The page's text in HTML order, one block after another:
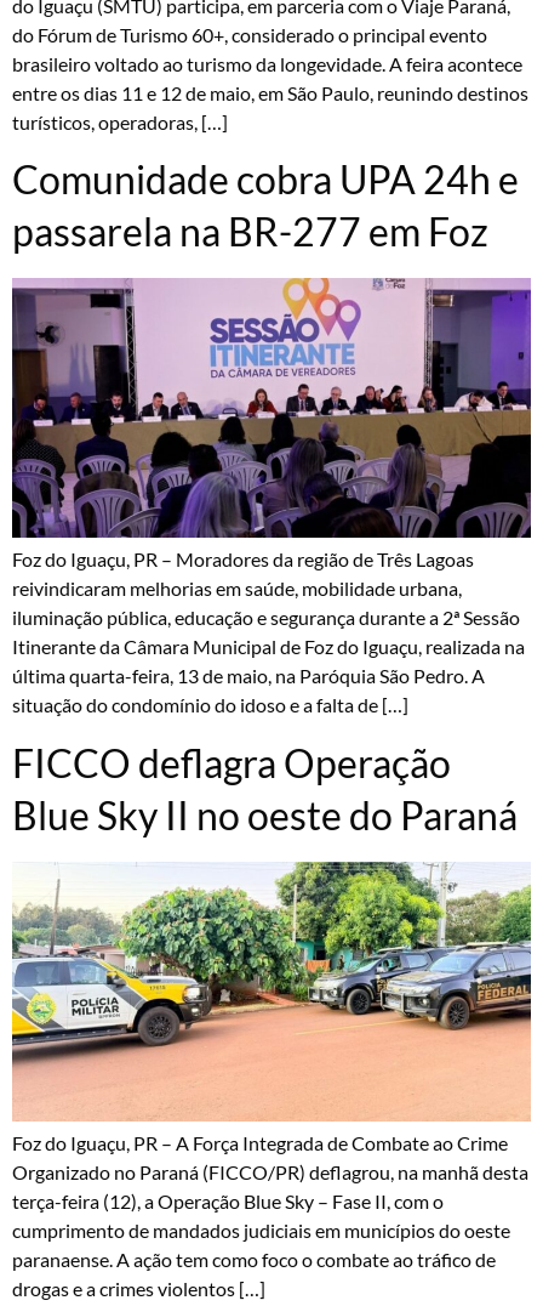
do Iguaçu (SMTU) participa, em parceria com o Viaje Paraná,
do Fórum de Turismo 60+, considerado o principal evento
brasileiro voltado ao turismo da longevidade. A feira acontece
entre os dias 11 e 12 de maio, em São Paulo, reunindo destinos
turísticos, operadoras, […]
Comunidade cobra UPA 24h e
passarela na BR-277 em Foz
Foz do Iguaçu, PR – Moradores da região de Três Lagoas
reivindicaram melhorias em saúde, mobilidade urbana,
iluminação pública, educação e segurança durante a 2ª Sessão
Itinerante da Câmara Municipal de Foz do Iguaçu, realizada na
última quarta-feira, 13 de maio, na Paróquia São Pedro. A
situação do condomínio do idoso e a falta de […]
FICCO deflagra Operação
Blue Sky II no oeste do Paraná
Foz do Iguaçu, PR – A Força Integrada de Combate ao Crime
Organizado no Paraná (FICCO/PR) deflagrou, na manhã desta
terça-feira (12), a Operação Blue Sky – Fase II, com o
cumprimento de mandados judiciais em municípios do oeste
paranaense. A ação tem como foco o combate ao tráfico de
drogas e a crimes violentos […]